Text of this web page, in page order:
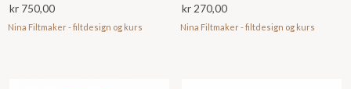
kr 750,00
Nina Filtmaker - filtdesign og kurs
kr 270,00
Nina Filtmaker - filtdesign og kurs